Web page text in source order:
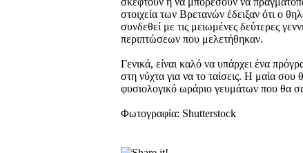
στοιχεία των Βρετανών έδειξαν ότι ο
συνδεθεί με τις μειωμένες δεύτερες
περιπτώσεων που μελετήθηκαν.
Γενικά, είναι καλό να υπάρχει ένα
στη νύχτα για να το ταίσεις. Η μαία
φυσιολογικό ωράριο γευμάτων που θα
Φωτογραφία: Shutterstock